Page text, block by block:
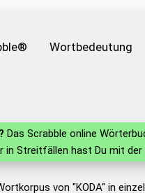
Wortbedeutung
? Das Scrabble online
in Streitfällen hast Du mit der
von "KODA" in